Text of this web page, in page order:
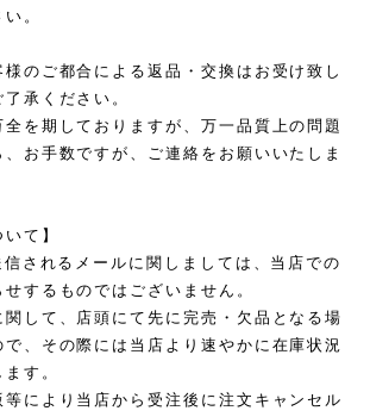
。
様のご都合による返品・交換はお受け致し
承ください。
を期しておりますが、万一品質上の問題
お手数ですが、ご連絡をお願いいたしま
て】
されるメールに関しましては、当店での
するものではございません。
して、店頭にて先に完売・欠品となる場
、その際には当店より速やかに在庫状況
す。
により当店から受注後に注文キャンセル